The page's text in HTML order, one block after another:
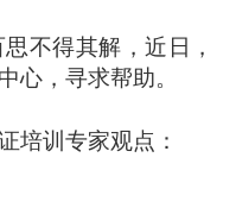
得其解，近日，
心，寻求帮助。
训专家观点：